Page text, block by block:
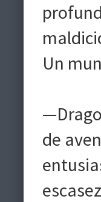
Un
de